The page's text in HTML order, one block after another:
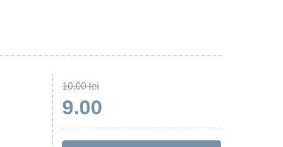
10.00 lei
9.00